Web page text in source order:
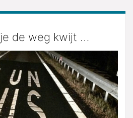
de weg kwijt …